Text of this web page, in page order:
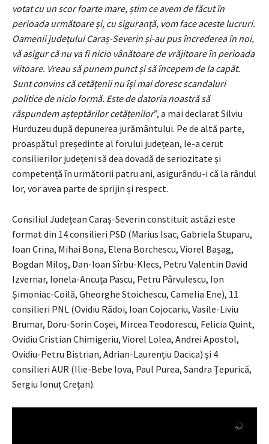
votat cu un scor foarte mare, știm ce avem de făcut în
perioada următoare și, cu siguranță, vom face aceste lucruri.
Oamenii județului Caraș-Severin și-au pus încrederea în noi,
vă asigur că nu va fi nicio vânătoare de vrăjitoare în perioada
viitoare. Vreau să punem punct și să începem de la capăt.
Sunt convins că cetățenii nu își mai doresc scandaluri
politice de nicio formă. Este de datoria noastră să
răspundem așteptărilor cetățenilor”, a mai declarat Silviu
Hurduzeu după depunerea jurământului. Pe de altă parte,
proaspătul președinte al forului județean, le-a cerut
consilierilor județeni să dea dovadă de seriozitate și
competență în următorii patru ani, asigurându-i că la rândul
lor, vor avea parte de sprijin și respect.
Consiliul Județean Caraș-Severin constituit astăzi este
format din 14 consilieri PSD (Marius Isac, Gabriela Stuparu,
Ioan Crina, Mihai Bona, Elena Borchescu, Viorel Bașag,
Bogdan Miloș, Dan-Ioan Sîrbu-Klecs, Petru Valentin David
Izvernar, Ionela-Ancuța Pascu, Petru Pârvulescu, Ion
Șimoniac-Coilă, Gheorghe Stoichescu, Camelia Ene), 11
consilieri PNL (Ovidiu Rădoi, Ioan Cojocariu, Vasile-Liviu
Brumar, Doru-Sorin Coșei, Mircea Teodorescu, Felicia Quint,
Ovidiu Cristian Chimigeriu, Viorel Lolea, Andrei Apostol,
Ovidiu-Petru Bistrian, Adrian-Laurențiu Dacica) și 4
consilieri AUR (Ilie-Bebe Iova, Paul Purea, Sandra Țepurică,
Sergiu Ionuț Crețan).